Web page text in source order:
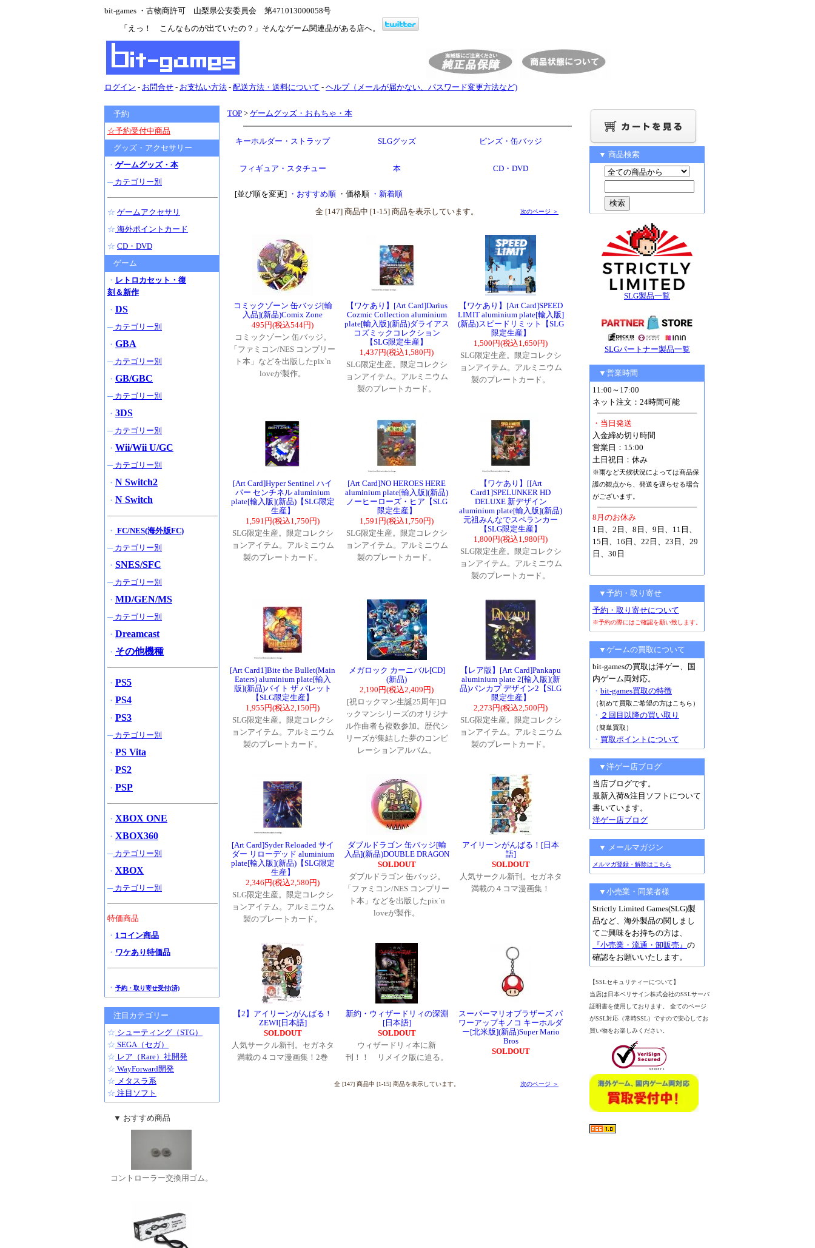
bit-games ・古物商許可 山梨県公安委員会 第471013000058号
「えっ！ こんなものが出ていたの？」そんなゲーム関連品がある店へ。
ログイン - お問合せ - お支払い方法 - 配送方法・送料について - ヘルプ（メールが届かない、パスワード変更方法など)
TOP > ゲームグッズ・おもちゃ・本
キーホルダー・ストラップ SLGグッズ ピンズ・缶バッジ
フィギュア・スタチュー 本 CD・DVD
[並び順を変更] ・おすすめ順 ・価格順 ・新着順
全 [147] 商品中 [1-15] 商品を表示しています。
次のページ ＞
コミックゾーン 缶バッジ[輸
入品](新品)Comix Zone
495円(税込544円)
コミックゾーン 缶バッジ。
「ファミコン/NES コンプリー
ト本」などを出版したpix`n
loveが製作。
【ワケあり】[Art Card]Darius
Cozmic Collection aluminium
plate[輸入版](新品)ダライアス
コズミックコレクション
【SLG限定生産】
1,437円(税込1,580円)
SLG限定生産。限定コレクシ
ョンアイテム。アルミニウム
製のプレートカード。
【ワケあり】[Art Card]SPEED
LIMIT aluminium plate[輸入版]
(新品)スピードリミット【SLG
限定生産】
1,500円(税込1,650円)
SLG限定生産。限定コレクシ
ョンアイテム。アルミニウム
製のプレートカード。
[Art Card]Hyper Sentinel ハイ
パー センチネル aluminium
plate[輸入版](新品)【SLG限定
生産】
1,591円(税込1,750円)
SLG限定生産。限定コレクシ
ョンアイテム。アルミニウム
製のプレートカード。
[Art Card]NO HEROES HERE
aluminium plate[輸入版](新品)
ノーヒーローズ・ヒア【SLG
限定生産】
1,591円(税込1,750円)
SLG限定生産。限定コレクシ
ョンアイテム。アルミニウム
製のプレートカード。
【ワケあり】[[Art
Card1]SPELUNKER HD
DELUXE 新デザイン
aluminium plate[輸入版](新品)
元祖みんなでスペランカー
【SLG限定生産】
1,800円(税込1,980円)
SLG限定生産。限定コレクシ
ョンアイテム。アルミニウム
製のプレートカード。
[Art Card1]Bite the Bullet(Main
Eaters) aluminium plate[輸入
版](新品)バイト ザ バレット
【SLG限定生産】
1,955円(税込2,150円)
SLG限定生産。限定コレクシ
ョンアイテム。アルミニウム
製のプレートカード。
メガロック カーニバル[CD]
(新品)
2,190円(税込2,409円)
[祝ロックマン生誕25周年]ロ
ックマンシリーズのオリジナ
ル作曲者も複数参加。歴代シ
リーズが集結した夢のコンピ
レーションアルバム。
【レア版】[Art Card]Pankapu
aluminium plate 2[輸入版](新
品)パンカプ デザイン2【SLG
限定生産】
2,273円(税込2,500円)
SLG限定生産。限定コレクシ
ョンアイテム。アルミニウム
製のプレートカード。
[Art Card]Syder Reloaded サイ
ダー リローデッド aluminium
plate[輸入版](新品)【SLG限定
生産】
2,346円(税込2,580円)
SLG限定生産。限定コレクシ
ョンアイテム。アルミニウム
製のプレートカード。
ダブルドラゴン 缶バッジ[輸
入品](新品)DOUBLE DRAGON
SOLDOUT
ダブルドラゴン 缶バッジ。
「ファミコン/NES コンプリー
ト本」などを出版したpix`n
loveが製作。
アイリーンがんばる！[日本
語]
SOLDOUT
人気サークル新刊。セガネタ
満載の４コマ漫画集！
【2】アイリーンがんばる！
ZEWI[日本語]
SOLDOUT
人気サークル新刊。セガネタ
満載の４コマ漫画集！2巻
新約・ウィザードリィの深淵
[日本語]
SOLDOUT
ウィザードリィ本に新
刊！！ リメイク版に迫る。
スーパーマリオブラザーズ パ
ワーアップキノコ キーホルダ
ー[北米版](新品)Super Mario
Bros
SOLDOUT
全 [147] 商品中 [1-15] 商品を表示しています。 次のページ ＞
予約
☆予約受付中商品
グッズ・アクセサリー
・ ゲームグッズ・本
─カテゴリー別
☆ ゲームアクセサリ
☆ 海外ポイントカード
☆ CD・DVD
ゲーム
・ レトロカセット・復
刻＆新作
・ DS
─カテゴリー別
・ GBA
─カテゴリー別
・ GB/GBC
─カテゴリー別
・ 3DS
─カテゴリー別
・ Wii/Wii U/GC
─カテゴリー別
・ N Switch2
・ N Switch
・ FC/NES(海外版FC)
─カテゴリー別
・ SNES/SFC
─カテゴリー別
・ MD/GEN/MS
─カテゴリー別
・ Dreamcast
・ その他機種
・ PS5
・ PS4
・ PS3
─カテゴリー別
・ PS Vita
・ PS2
・ PSP
・ XBOX ONE
・ XBOX360
─カテゴリー別
・ XBOX
─カテゴリー別
特価商品
・ 1コイン商品
・ ワケあり特価品
・ 予約・取り寄せ受付(済)
注目カテゴリー
☆ シューティング（STG）
☆ SEGA（セガ）
☆ レア（Rare）社開発
☆ WayForward開発
☆ メタスラ系
☆ 注目ソフト
▼ おすすめ商品
コントローラー交換用ゴム。
▼ 商品検索
SLG製品一覧
SLGパートナー製品一覧
▼営業時間
11:00～17:00
ネット注文：24時間可能
・当日発送
入金締め切り時間
営業日：15:00
土日祝日：休み
※雨など天候状況によっては商品保
護の観点から、発送を遅らせる場合
がございます。
8月のお休み
1日、2日、8日、9日、11日、
15日、16日、22日、23日、29
日、30日
▼予約・取り寄せ
予約・取り寄せについて
※予約の際にはご確認を願い致します。
▼ゲームの買取について
bit-gamesの買取は洋ゲー、国
内ゲーム両対応。
・ bit-games買取の特徴
（初めて買取ご希望の方はこちら）
・ ２回目以降の買い取り
（簡単買取）
・ 買取ポイントについて
▼洋ゲー店ブログ
当店ブログです。
最新入荷&注目ソフトについて
書いています。
洋ゲー店ブログ
▼ メールマガジン
メルマガ登録・解除はこちら
▼小売業・同業者様
Strictly Limited Games(SLG)製
品など、海外製品の関しまし
てご興味をお持ちの方は、
『小売業・流通・卸販売』 の
確認をお願いいたします。
【SSLセキュリティーについて】
当店は日本ベリサイン株式会社のSSLサーバ
証明書を使用しております。 全てのページ
がSSL対応（常時SSL）ですので安心してお
買い物をお楽しみください。